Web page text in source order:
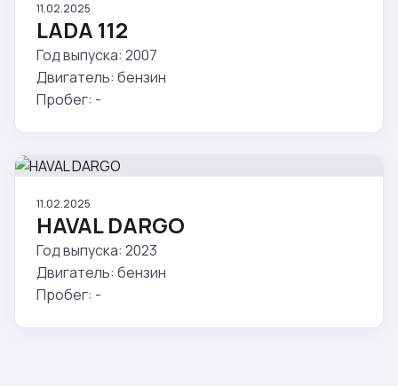
11.02.2025
LADA 112
Год выпуска: 2007
Двигатель: бензин
Пробег: -
11.02.2025
HAVAL DARGO
Год выпуска: 2023
Двигатель: бензин
Пробег: -